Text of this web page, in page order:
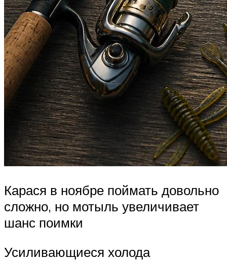
Карася в ноябре поймать довольно
сложно, но мотыль увеличивает
шанс поимки
Усиливающиеся холода